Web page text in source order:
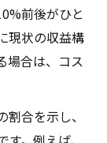
前後がひと
現状の収益構
場合は、コス
合を示し、